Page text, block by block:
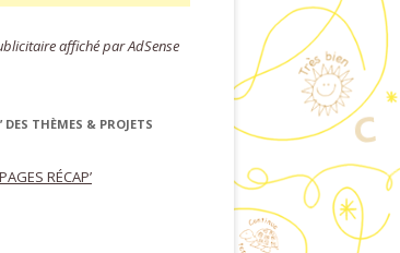
affiché par AdSense
DES THÈMES & PROJETS
RÉCAP’